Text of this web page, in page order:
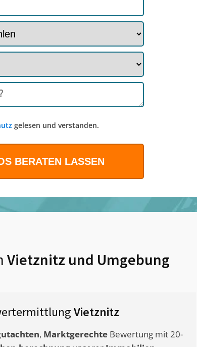
gelesen und verstanden.
Vietznitz und Umgebung
Vietznitz
, Marktgerechte Bewertung mit 20-